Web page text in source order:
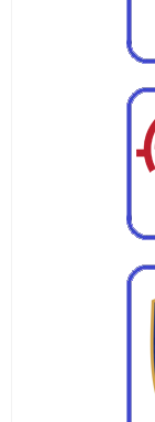
Pietrenii,
Ina
Gabriel
Sfârșit de